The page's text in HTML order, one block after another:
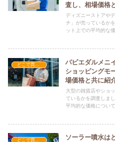
査し、相場価格
ディズニーストアや
チ」が売っているか
ット上での平均的な
パピエダルメニ
ショッピングモ
場価格と共に紹
大型の雑貨店やショ
ているかを調査しま
平均的な価格につい
ソーラー噴水は